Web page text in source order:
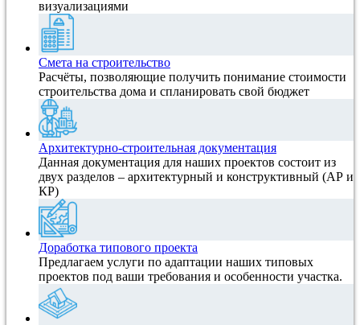
визуализациями
Смета на строительство
Расчёты, позволяющие получить понимание стоимости
строительства дома и спланировать свой бюджет
Архитектурно-строительная документация
Данная документация для наших проектов состоит из
двух разделов – архитектурный и конструктивный (АР и
КР)
Доработка типового проекта
Предлагаем услуги по адаптации наших типовых
проектов под ваши требования и особенности участка.